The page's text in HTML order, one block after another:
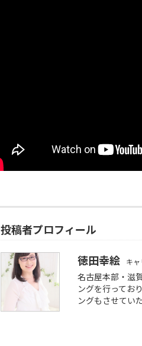
投稿者プロフィール
徳田幸絵 キ
名古屋本部・滋
ングを行ってお
ングもさせてい